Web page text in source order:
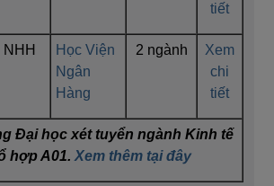
tiết
NHH
Học Viện
Ngân
Hàng
2 ngành
Xem
chi
tiết
Đại học xét tuyển ngành Kinh tế
hợp A01. Xem thêm tại đây